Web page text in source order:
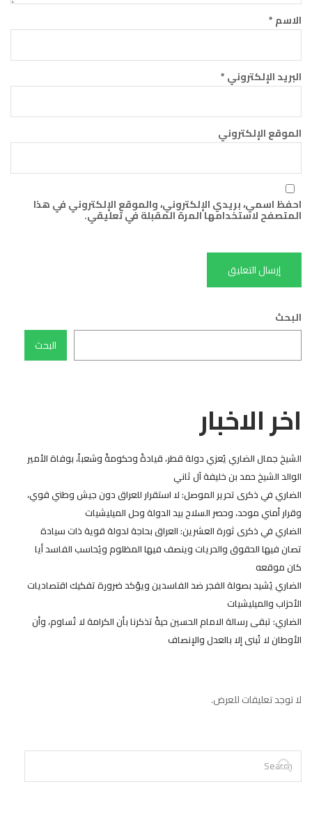
الاسم*
البريد الإلكتروني*
الموقع الإلكتروني
احفظ اسمي، بريدي الإلكتروني، والموقع الإلكتروني في هذا
المتصفح لاستخدامها المرة المقبلة في تعليقي.
البحث
البحث
اخر الاخبار
الشيخ جمال الضاري يُعزي دولة قطر، قيادةً وحكومةً وشعباً، بوفاة الأمير
الوالد الشيخ حمد بن خليفة آل ثاني
الضاري في ذكرى تحرير الموصل: لا استقرار للعراق دون جيش وطني قوي،
وقرار أمني موحد، وحصر السلاح بيد الدولة وحل الميليشيات
الضاري في ذكرى ثورة العشرين: العراق بحاجة لدولة قوية ذات سيادة
تصان فيها الحقوق والحريات وينصف فيها المظلوم ويُحاسب الفاسد أيا
كان موقعه
الضاري يُشيد بصولة الفجر ضد الفاسدين ويؤكد ضرورة تفكيك اقتصاديات
الأحزاب والميليشيات
الضاري: تبقى رسالة الامام الحسين حيةً تذكرنا بأن الكرامة لا تُساوم، وأن
الأوطان لا تُبنى إلا بالعدل والإنصاف
لا توجد تعليقات للعرض.